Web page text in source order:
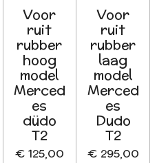
Voor
ruit
rubber
hoog
model
Merced
es
düdo
T2
€ 125,00
Voor
ruit
rubber
laag
model
Merced
es
Dudo
T2
€ 295,00